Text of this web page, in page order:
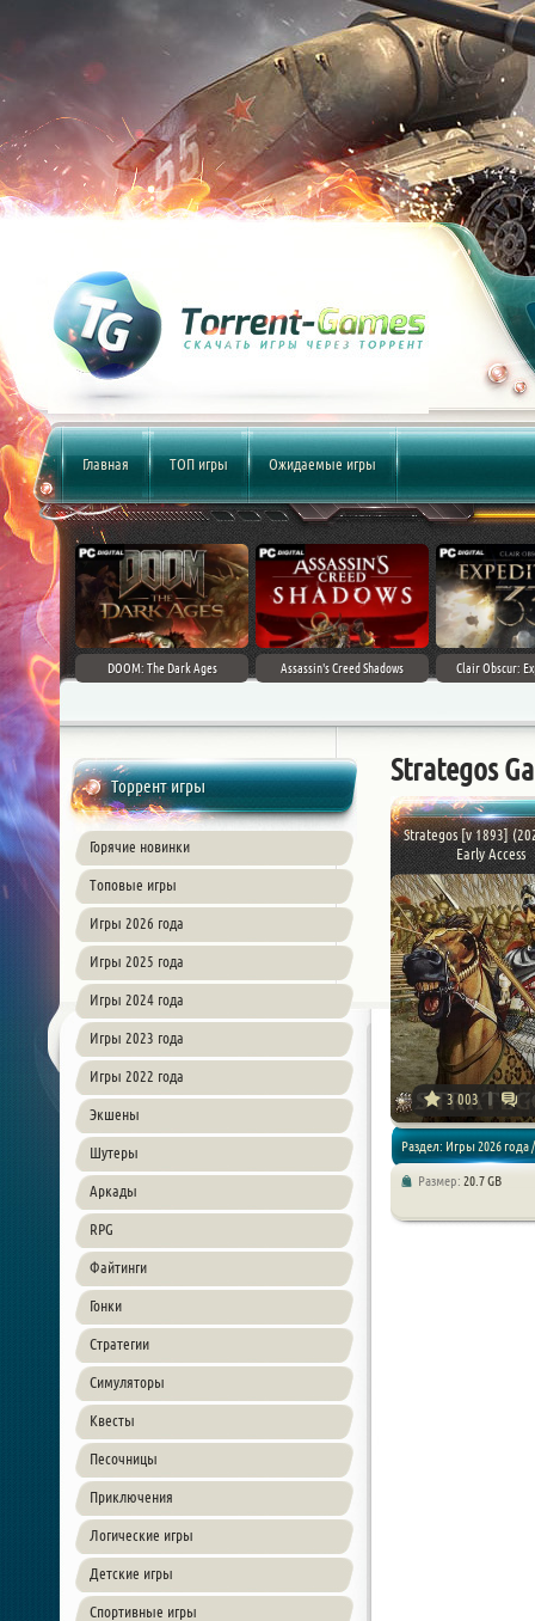
Главная ТОП игры Ожидаемые игры
DOOM: The Dark Ages Assassin's Creed Shadows Clair Obscur:
Торрент игры
Горячие новинки
Топовые игры
Игры 2026 года
Игры 2025 года
Игры 2024 года
Игры 2023 года
Игры 2022 года
Экшены
Шутеры
Аркады
RPG
Файтинги
Гонки
Стратегии
Симуляторы
Квесты
Песочницы
Приключения
Логические игры
Детские игры
Спортивные игры
Strategos
Strategos [v 1893]
Early Access
3 003
Раздел: Игры 2026 года /
Размер: 20.7 GB